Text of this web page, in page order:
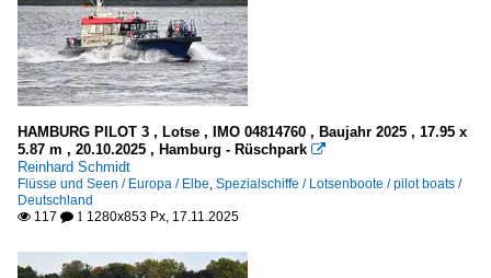
HAMBURG PILOT 3 , Lotse , IMO 04814760 , Baujahr 2025 , 17.95 x
5.87 m , 20.10.2025 , Hamburg - Rüschpark 
Reinhard Schmidt
Flüsse und Seen / Europa / Elbe, Spezialschiffe / Lotsenboote / pilot boats /
Deutschland
 117  1 1280x853 Px, 17.11.2025